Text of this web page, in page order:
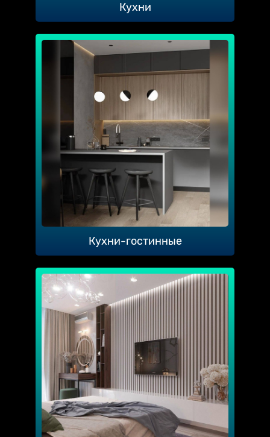
Кухни
Кухни-гостинные